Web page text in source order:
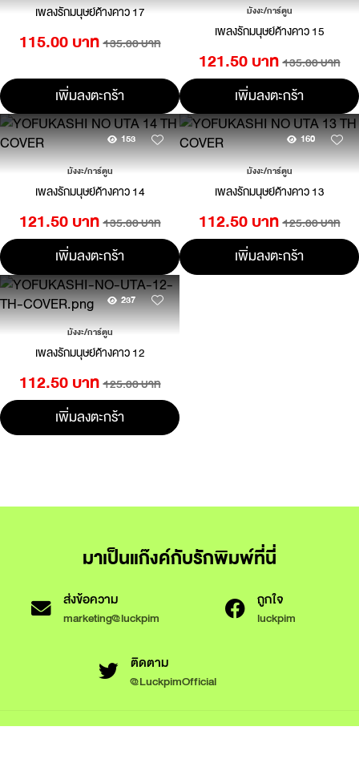
เพลงรักมนุษย์ค้างคาว 17
115.00 บาท 135.00 บาท
เพิ่มลงตะกร้า
มังงะ/การ์ตูน
เพลงรักมนุษย์ค้างคาว 15
121.50 บาท 135.00 บาท
เพิ่มลงตะกร้า
153
มังงะ/การ์ตูน
เพลงรักมนุษย์ค้างคาว 14
121.50 บาท 135.00 บาท
เพิ่มลงตะกร้า
160
มังงะ/การ์ตูน
เพลงรักมนุษย์ค้างคาว 13
112.50 บาท 125.00 บาท
เพิ่มลงตะกร้า
237
มังงะ/การ์ตูน
เพลงรักมนุษย์ค้างคาว 12
112.50 บาท 125.00 บาท
เพิ่มลงตะกร้า
มาเป็นแก๊งค์กับรักพิมพ์ที่นี่
ส่งข้อความ
marketing@luckpim
ถูกใจ
luckpim
ติดตาม
@LuckpimOfficial